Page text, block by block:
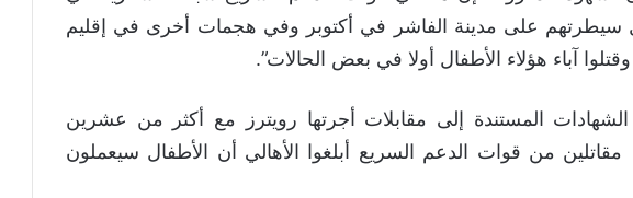
سيطرتهم على مدينة الفاشر في أكتوبر وفي هجمات أخرى في إقليم
آباء هؤلاء الأطفال أولا في بعض الحالات”.
المستندة إلى مقابلات أجرتها رويترز مع أكثر من عشرين
من قوات الدعم السريع أبلغوا الأهالي أن الأطفال سيعملون